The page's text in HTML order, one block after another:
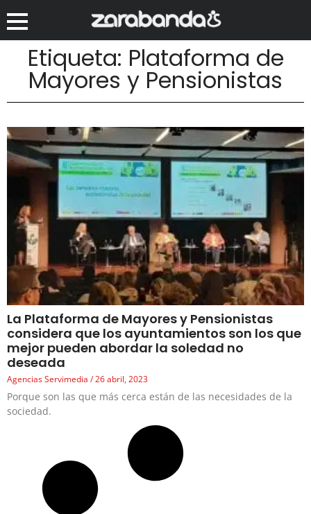
Etiqueta: Plataforma de
Mayores y Pensionistas
La Plataforma de Mayores y Pensionistas
considera que los ayuntamientos son los que
mejor pueden abordar la soledad no
deseada
Agencias Servimedia 26 abril, 2023
Porque son las que más cerca están de las necesidades de la
sociedad.